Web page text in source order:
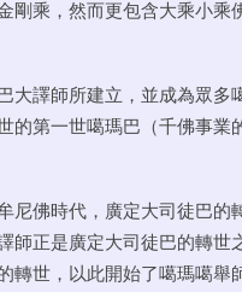
剛乘，然而更包含大乘小乘
大譯師所建立，並成為眾多
的第一世噶瑪巴（千佛事業
尼佛時代，廣定大司徒巴的
師正是廣定大司徒巴的轉世
轉世，以此開始了噶瑪噶舉